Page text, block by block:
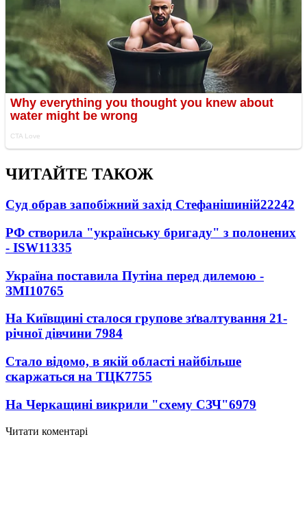
ЧИТАЙТЕ ТАКОЖ
Суд обрав запобіжний захід Стефанішиній22242
РФ створила "українську бригаду" з полонених
- ISW11335
Україна поставила Путіна перед дилемою -
ЗМІ10765
На Київщині сталося групове зґвалтування 21-
річної дівчини 7984
Стало відомо, в якій області найбільше
скаржаться на ТЦК7755
На Черкащині викрили "схему СЗЧ"6979
Читати коментарі